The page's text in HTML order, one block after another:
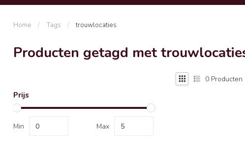
Home / Tags / trouwlocaties
Producten getagd met
Prijs
Min Max
0 Producten